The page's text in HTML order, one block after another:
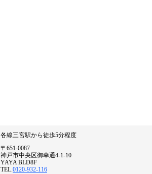
各線三宮駅から徒歩5分程度
〒651-0087
神戸市中央区御幸通4-1-10
YAYA BLD8F
TEL.0120-932-116